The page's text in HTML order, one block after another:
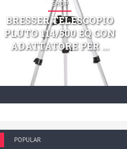
SHOP
BRESSER TELESCOPIO
PLUTO 114/500 EQ CON
ADATTATORE PER ...
POPULAR